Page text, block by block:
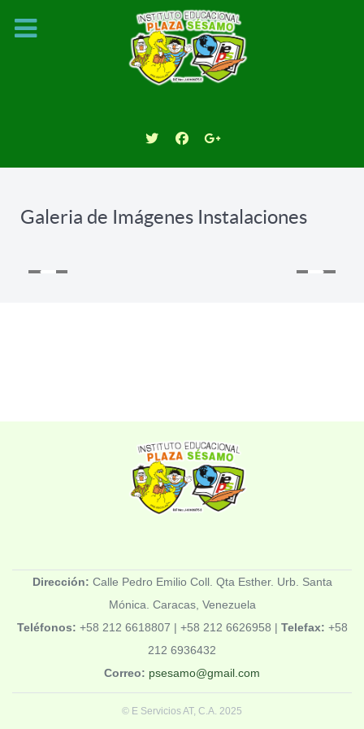
Galeria de Imágenes Instalaciones
Dirección: Calle Pedro Emilio Coll. Qta Esther. Urb. Santa
Mónica. Caracas, Venezuela
Teléfonos: +58 212 6618807 | +58 212 6626958 | Telefax: +58
212 6936432
Correo: psesamo@gmail.com
© E Servicios AT, C.A. 2025